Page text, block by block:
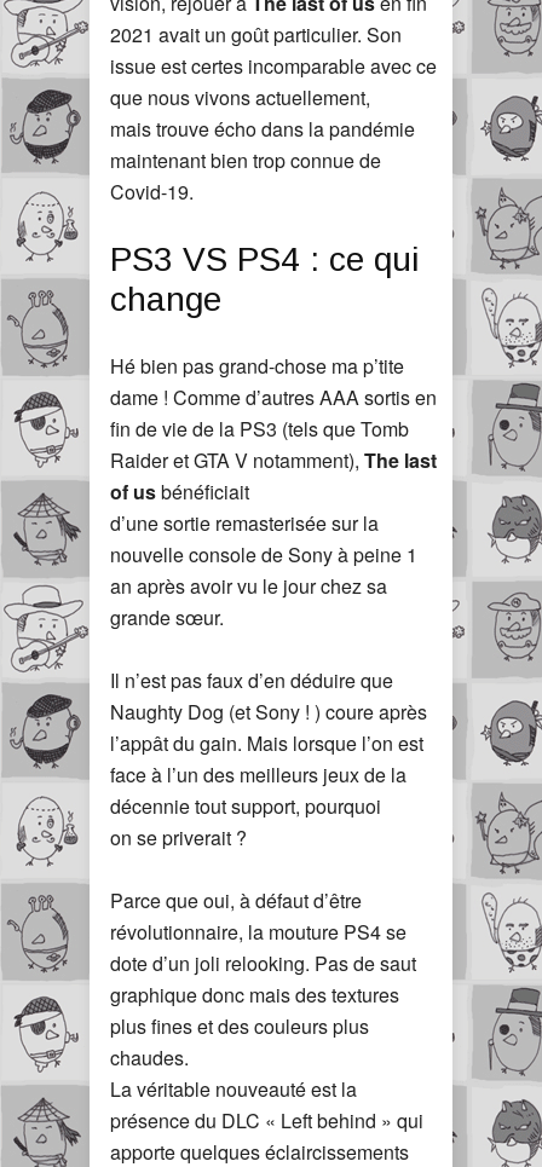
2021 avait un goût particulier. Son
issue est certes incomparable avec ce
que nous vivons actuellement,
mais trouve écho dans la pandémie
maintenant bien trop connue de
Covid-19.
PS3 VS PS4 : ce qui
change
Hé bien pas grand-chose ma p’tite
dame ! Comme d’autres AAA sortis en
fin de vie de la PS3 (tels que Tomb
Raider et GTA V notamment), The last
of usbénéficiait
d’une sortie remasterisée sur la
nouvelle console de Sony à peine 1
an après avoir vu le jour chez sa
grande sœur.
Il n’est pas faux d’en déduire que
Naughty Dog (et Sony ! ) coure après
l’appât du gain. Mais lorsque l’on est
face à l’un des meilleurs jeux de la
décennie tout support, pourquoi
on se priverait ?
Parce que oui, à défaut d’être
révolutionnaire, la mouture PS4 se
dote d’un joli relooking. Pas de saut
graphique donc mais des textures
plus fines et des couleurs plus
chaudes.
La véritable nouveauté est la
présence du DLC « Left behind » qui
apporte quelques éclaircissements